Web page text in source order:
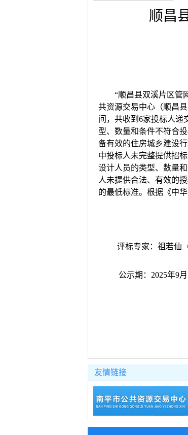
顺昌
“顺昌县双溪片区管
共资源交易中心（顺昌
间，共收到6家投标人递
型、数量和条件不符合
备有效的住房城乡建设
中投标人未完整提供招
设计人员的类型、数量
人未提供合法、有效的
的最低标准。根据《中
评标专家：祖若仙
公示期： 2025年9月
友情链接